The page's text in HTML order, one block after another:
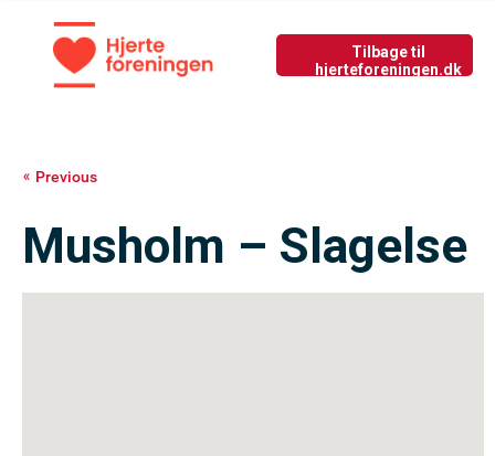
Tilbage til nyside
Previous
Musholm – Slagelse